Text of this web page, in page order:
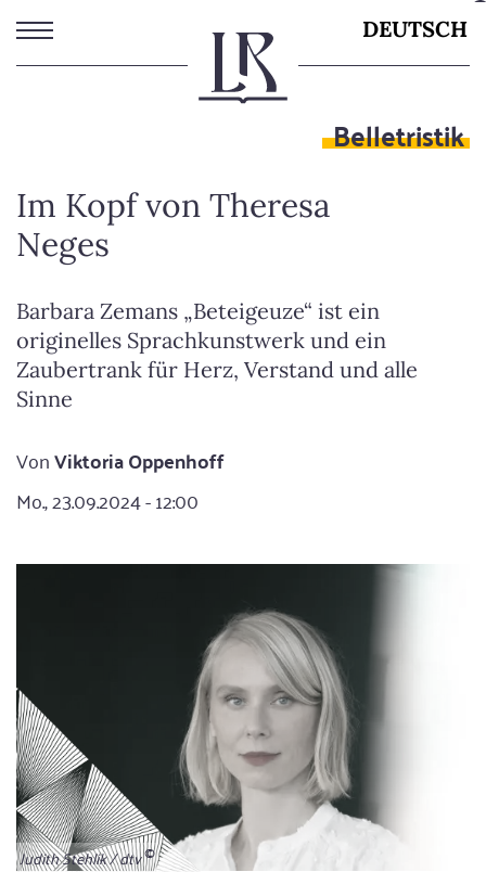
Direkt
zum
Inhalt
DEUTSCH
Belletristik
Im Kopf von Theresa
Neges
Barbara Zemans „Beteigeuze“ ist ein
originelles Sprachkunstwerk und ein
Zaubertrank für Herz, Verstand und alle
Sinne
VonViktoria Oppenhoff
Mo., 23.09.2024 - 12:00
Judith Stehlik / dtv